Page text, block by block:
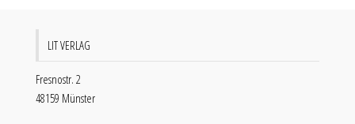
LIT VERLAG
Fresnostr. 2
48159 Münster